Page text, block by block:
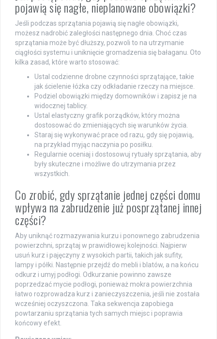
pojawią się nagłe, nieplanowane obowiązki?
Jeśli podczas sprzątania pojawią się nagłe obowiązki,
możesz nadrobić zaległości następnego dnia. Choć czas
sprzątania może być dłuższy, pozwoli to na utrzymanie
ciągłości systemu i uniknięcie gromadzenia się bałaganu. Oto
kilka zasad, które warto stosować:
Ustal codzienne drobne czynności sprzątające, takie
jak ścielenie łóżka czy odkładanie rzeczy na miejsce.
Podziel obowiązki między domowników i zapisz je na
widocznej tablicy.
Ustal elastyczny grafik porządków, który można
dostosować do zmieniających się warunków życia.
Staraj się wykonywać prace od razu, gdy się pojawią,
na przykład myjąc naczynia po posiłku.
Regularnie oceniaj i dostosowuj rytuały sprzątania, aby
były skuteczne i możliwe do utrzymania przez
wszystkich.
Co zrobić, gdy sprzątanie jednej części domu
wpływa na zabrudzenie już posprzątanej innej
części?
Aby uniknąć rozmazywania kurzu i ponownego zabrudzenia
powierzchni, sprzątaj w prawidłowej kolejności. Najpierw
usuń kurz i pajęczyny z wysokich partii, takich jak sufity,
lampy i półki. Następnie przejdź do mebli i blatów, a na końcu
odkurz i umyj podłogi. Odkurzanie powinno zawsze
poprzedzać mycie podłogi, ponieważ mokra powierzchnia
łatwo rozprowadza kurz i zanieczyszczenia, jeśli nie została
wcześniej oczyszczona. Taka sekwencja zapobiega
powtarzaniu sprzątania tych samych miejsc i poprawia
końcowy efekt.